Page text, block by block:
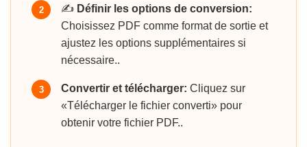
2 ✍️ Définir les options de conversion:
Choisissez PDF comme format de sortie et
ajustez les options supplémentaires si
nécessaire..
3 Convertir et télécharger: Cliquez sur
«Télécharger le fichier converti» pour
obtenir votre fichier PDF..